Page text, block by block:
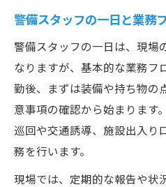
警備スタッフの一日と業務
警備スタッフの一日は、現場
なりますが、基本的な業務フ
勤後、まずは装備や持ち物の
意事項の確認から始まります
巡回や交通誘導、施設出入り
務を行います。
現場では、定期的な報告や状